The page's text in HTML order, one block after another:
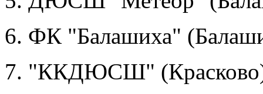
6. ФК "Балашиха"
7. "ККДЮСШ"